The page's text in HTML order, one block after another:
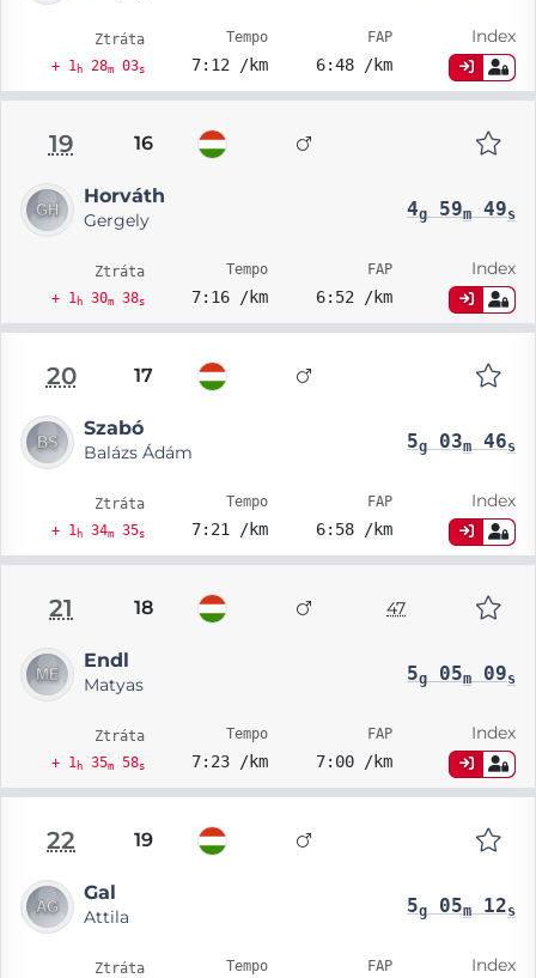
Ztráta
+ 1h28m03s
Tempo
7:12 /km
FAP
6:48 /km
Index
19 16
Horváth
Gergely 4g59m49s
Ztráta
+ 1h30m38s
Tempo
7:16 /km
FAP
6:52 /km
Index
20 17
Szabó
Balázs Ádám 5g03m46s
Ztráta
+ 1h34m35s
Tempo
7:21 /km
FAP
6:58 /km
Index
21 18 47
Endl
Matyas 5g05m09s
Ztráta
+ 1h35m58s
Tempo
7:23 /km
FAP
7:00 /km
Index
22 19
Gal
Attila 5g05m12s
Ztráta
Tempo FAP Index